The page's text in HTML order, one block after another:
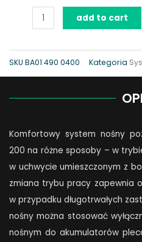
Komfortowy
do
add to cart
SKU BA01 490 0400 Kategoria
Komfortowy system nośny
200 na różne sposoby – w
w uchwycie umieszczonym z
zmiana trybu pracy zapewnia
w przypadku długotrwałych
nośny można stosować
nośnym do akumulatorów